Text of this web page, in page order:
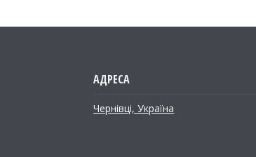
Чернівці, Україна